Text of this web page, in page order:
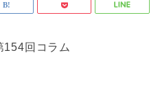
154回コラム